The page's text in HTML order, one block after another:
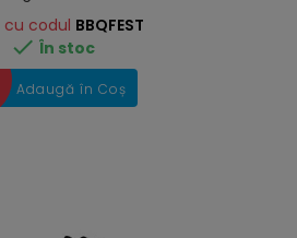
cu codul BBQFEST
 În stoc
Adaugă în Coș